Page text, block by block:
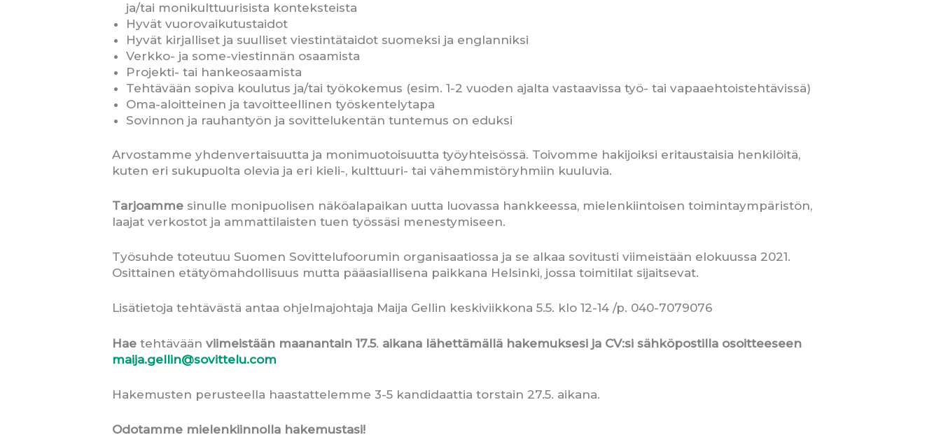
ja/tai monikulttuurisista konteksteista
Hyvät vuorovaikutustaidot
Hyvät kirjalliset ja suulliset viestintätaidot suomeksi ja englanniksi
Verkko- ja some-viestinnän osaamista
Projekti- tai hankeosaamista
Tehtävään sopiva koulutus ja/tai työkokemus (esim. 1-2 vuoden ajalta vastaavissa työ- tai vapaaehtoistehtävissä)
Oma-aloitteinen ja tavoitteellinen työskentelytapa
Sovinnon ja rauhantyön ja sovittelukentän tuntemus on eduksi
Arvostamme yhdenvertaisuutta ja monimuotoisuutta työyhteisössä. Toivomme hakijoiksi eritaustaisia henkilöitä,
kuten eri sukupuolta olevia ja eri kieli-, kulttuuri- tai vähemmistöryhmiin kuuluvia.
Tarjoamme sinulle monipuolisen näköalapaikan uutta luovassa hankkeessa, mielenkiintoisen toimintaympäristön,
laajat verkostot ja ammattilaisten tuen työssäsi menestymiseen.
Työsuhde toteutuu Suomen Sovittelufoorumin organisaatiossa ja se alkaa sovitusti viimeistään elokuussa 2021.
Osittainen etätyömahdollisuus mutta pääasiallisena paikkana Helsinki, jossa toimitilat sijaitsevat.
Lisätietoja tehtävästä antaa ohjelmajohtaja Maija Gellin keskiviikkona 5.5. klo 12-14 /p. 040-7079076
Hae tehtävään viimeistään maanantain 17.5. aikana lähettämällä hakemuksesi ja CV:si sähköpostilla osoitteeseen
maija.gellin@sovittelu.com
Hakemusten perusteella haastattelemme 3-5 kandidaattia torstain 27.5. aikana.
Odotamme mielenkiinnolla hakemustasi!